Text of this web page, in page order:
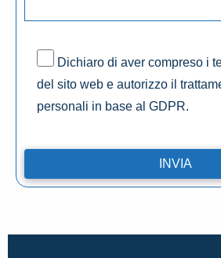
Dichiaro di aver compreso i
del sito web e autorizzo il
personali in base al GDPR.